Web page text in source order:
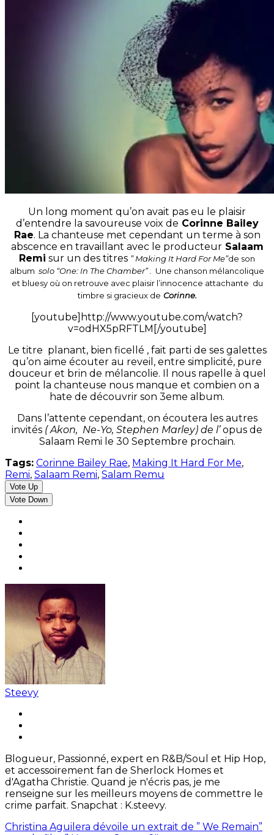
Un long moment qu’on avait pas eu le plaisir
d’entendre la savoureuse voix de Corinne Bailey
Rae. La chanteuse met cependant un terme à son
abscence en travaillant avec le producteurSalaam
Remi sur un des titres ” Making It Hard For Me”de son
album solo “One: In The Chamber” .
Une chanson mélancolique
et bluesy où on retrouve avec plaisir l’innocence attachante du
timbre si gracieux de Corinne.
[youtube]http://www.youtube.com/watch?
v=odHX5pRFTLM[/youtube]
Le titre planant, bien ficellé , fait parti de ses galettes
qu’on aime écouter au reveil, entre simplicité, pure
douceur et brin de mélancolie. Il nous rapelle à quel
point la chanteuse nous manque et combien on a
hate de découvrir son 3eme album.
Dans l’attente cependant, on écoutera les autres
invités ( Akon, Ne-Yo, Stephen Marley) de l’opus de
Salaam Remi le 30 Septembre prochain.
Tags: Corinne Bailey Rae, Making It Hard For Me,
Remi, Salaam Remi, Salam Remu
Vote Up
Vote Down
Steevy
Blogueur, Passionné, expert en R&B/Soul et Hip Hop,
et accessoirement fan de Sherlock Homes et
d'Agatha Christie. Quand je n'écris pas, je me
renseigne sur les meilleurs moyens de commettre le
crime parfait. Snapchat : K.steevy.
Christina Aguilera dévoile un extrait de ” We Remain”